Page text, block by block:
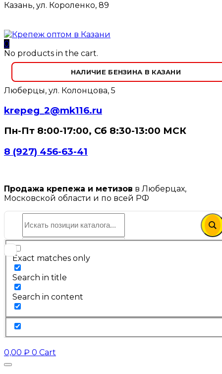
Казань, ул. Короленко, 89
0
No products in the cart.
НАЛИЧИЕ БЕНЗИНА В КАЗАНИ
Люберцы, ул. Колонцова, 5
krepeg_2@mk116.ru
Пн-Пт 8:00-17:00, Сб 8:30-13:00 МСК
8 (927) 456-63-41
Продажа крепежа и метизов в Люберцах,
Московской области и по всей РФ
Exact matches only
Search in title
Search in content
0,00 ₽ 0 Cart